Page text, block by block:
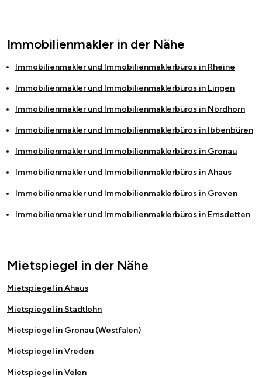
Immobilienmakler in der Nähe
Immobilienmakler und Immobilienmaklerbüros in Rheine
Immobilienmakler und Immobilienmaklerbüros in Lingen
Immobilienmakler und Immobilienmaklerbüros in Nordhorn
Immobilienmakler und Immobilienmaklerbüros in Ibbenbüren
Immobilienmakler und Immobilienmaklerbüros in Gronau
Immobilienmakler und Immobilienmaklerbüros inAhaus
Immobilienmakler und Immobilienmaklerbüros in Greven
Immobilienmakler und Immobilienmaklerbüros in Emsdetten
Mietspiegel in der Nähe
Mietspiegel in Ahaus
Mietspiegel in Stadtlohn
Mietspiegel in Gronau (Westfalen)
Mietspiegel in Vreden
Mietspiegel in Velen